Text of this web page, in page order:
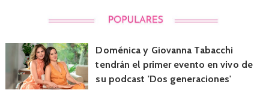
Doménica y Giovanna Tabacchi
tendrán el primer evento en vivo de
su podcast 'Dos generaciones'